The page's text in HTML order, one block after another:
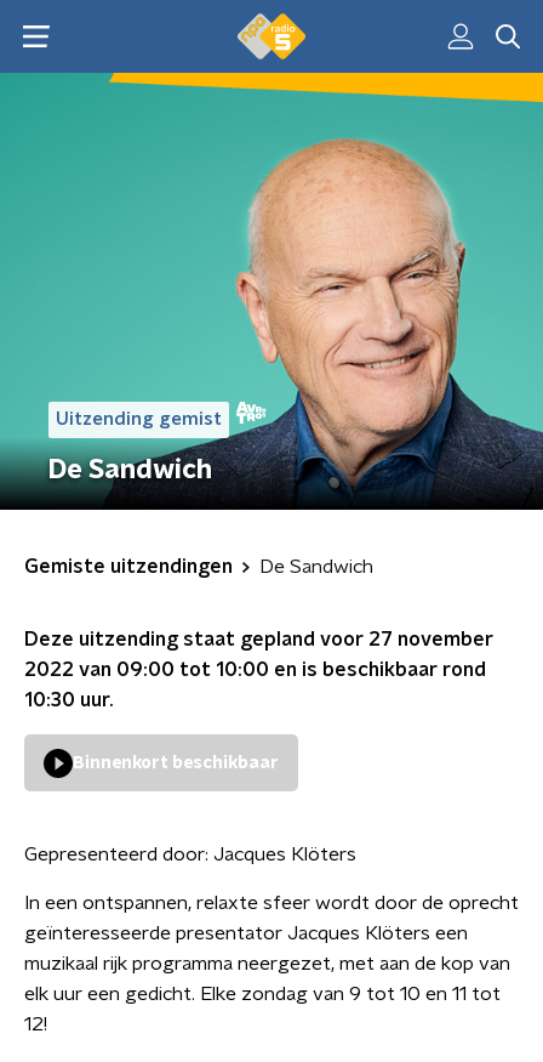
Uitzending gemist
De Sandwich
Gemiste uitzendingen De Sandwich
Deze uitzending staat gepland voor 27 november
2022 van 09:00 tot 10:00 en is beschikbaar rond
10:30 uur.
Binnenkort beschikbaar
Gepresenteerd door: Jacques Klöters
In een ontspannen, relaxte sfeer wordt door de oprecht
geïnteresseerde presentator Jacques Klöters een
muzikaal rijk programma neergezet, met aan de kop van
elk uur een gedicht. Elke zondag van 9 tot 10 en 11 tot
12!